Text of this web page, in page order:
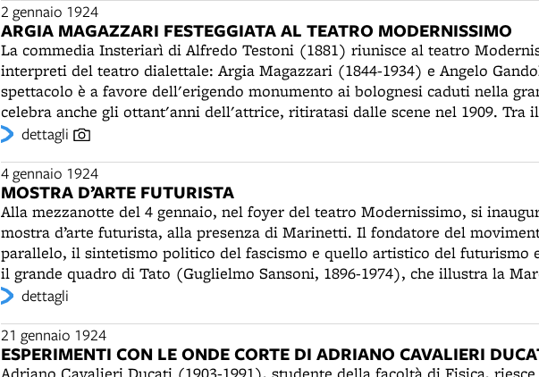
in seguito conduttore della Corale dei Tranvieri di Roma (dal 1935 al 1941).
2 gennaio 1924
ARGIA MAGAZZARI FESTEGGIATA AL TEATRO MODERNISSIMO
La commedia Insteriarì di Alfredo Testoni (1881) riunisce al teatro
interpreti del teatro dialettale: Argia Magazzari (1844-1934) e Angelo
spettacolo è a favore dell'erigendo monumento ai bolognesi caduti nella
celebra anche gli ottant'anni dell'attrice, ritiratasi dalle scene nel 1909. Tra
tempo, il palcoscenico è trasformato in una serra di fiori: un attore della
pioggia di petali scende dalle barcacce. La Magazzari recita a memoria i
Cattareina di Testoni e interpreta il personaggio della Sgnera Neina, che più
prima aveva segnato il suo battesimo come grande attrice.
dettagli
4 gennaio 1924
MOSTRA D’ARTE FUTURISTA
Alla mezzanotte del 4 gennaio, nel foyer del teatro Modernissimo, si
mostra d’arte futurista, alla presenza di Marinetti. Il fondatore del
parallelo, il sintetismo politico del fascismo e quello artistico del futurismo
il grande quadro di Tato (Guglielmo Sansoni, 1896-1974), che illustra la
Binazzi, nelle vesti di redattore del “Resto del Carlino”, registra il mutato
diversamente da prima. Nel caso di Tato, ad esempio, accanto allo spirito
posto quello imprenditoriale: nella sua Casa d’Arte, oltre che dipingere
dettagli
21 gennaio 1924
ESPERIMENTI CON LE ONDE CORTE DI ADRIANO CAVALIERI